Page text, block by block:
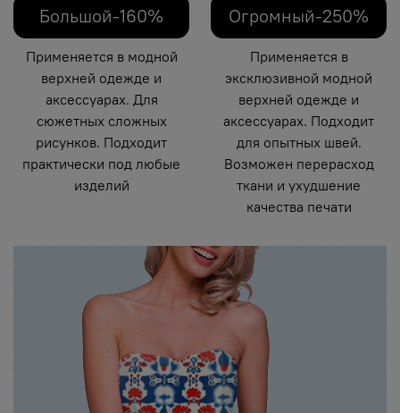
Большой-160%
Применяется в модной
верхней одежде и
аксессуарах. Для
сюжетных сложных
рисунков. Подходит
практически под любые
изделий
Огромный-250%
Применяется в
эксклюзивной модной
верхней одежде и
аксессуарах. Подходит
для опытных швей.
Возможен перерасход
ткани и ухудшение
качества печати